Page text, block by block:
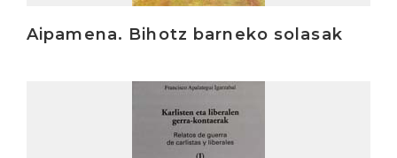
Aipamena. Bihotz barneko solasak